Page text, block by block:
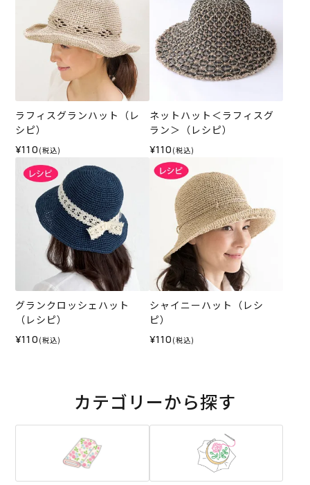
ラフィスグランハット（レ
シピ）
¥110 (税込)
ネットハット＜ラフィスグ
ラン＞（レシピ）
¥110 (税込)
グランクロッシェハット
（レシピ）
¥110 (税込)
シャイニーハット（レシ
ピ）
¥110 (税込)
カテゴリーから探す